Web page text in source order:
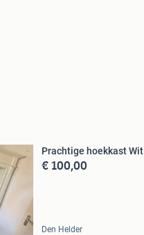
Prachtige hoekkast Wit
€ 100,00
Den Helder